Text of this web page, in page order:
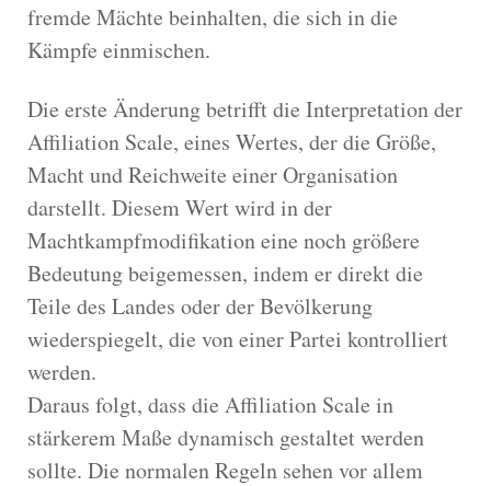
fremde Mächte beinhalten, die sich in die
Kämpfe einmischen.
Die erste Änderung betrifft die Interpretation der
Affiliation Scale, eines Wertes, der die Größe,
Macht und Reichweite einer Organisation
darstellt. Diesem Wert wird in der
Machtkampfmodifikation eine noch größere
Bedeutung beigemessen, indem er direkt die
Teile des Landes oder der Bevölkerung
wiederspiegelt, die von einer Partei kontrolliert
werden.
Daraus folgt, dass die Affiliation Scale in
stärkerem Maße dynamisch gestaltet werden
sollte. Die normalen Regeln sehen vor allem